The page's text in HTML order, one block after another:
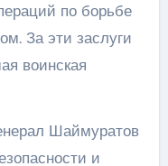
по борьбе
За эти заслуги
воинская
Шаймуратов
и